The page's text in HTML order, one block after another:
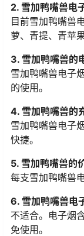
2. 雪加鸭嘴兽电
目前雪加鸭嘴兽
萝、青提、青苹
3. 雪加鸭嘴兽的
雪加鸭嘴兽电子
的使用。
4. 雪加鸭嘴兽的
雪加鸭嘴兽电子
快捷。
5. 雪加鸭嘴兽的
每支雪加鸭嘴兽
6. 雪加鸭嘴兽电
不适合。电子烟
免使用。